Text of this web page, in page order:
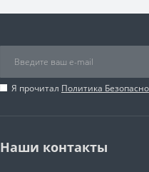
Я прочитал Политика
Наши контакты